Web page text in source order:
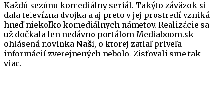
Každú sezónu komediálny seriál. Takýto záväzok si
dala televízna dvojka a aj preto v jej prostredí vzniká
hneď niekoľko komediálnych námetov. Realizácie sa
už dočkala len nedávno portálom Mediaboom.sk
ohlásená novinka Naši, o ktorej zatiaľ priveľa
informácií zverejnených nebolo. Zisťovali sme tak
viac.